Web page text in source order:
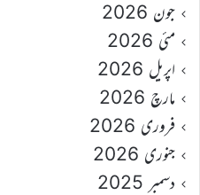
جون 2026
مئی 2026
اپریل 2026
مارچ 2026
فروری 2026
جنوری 2026
دسمبر 2025